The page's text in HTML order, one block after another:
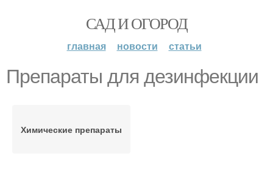
САД И ОГОРОД
главная новости статьи
Препараты для дезинфекции
Химические препараты